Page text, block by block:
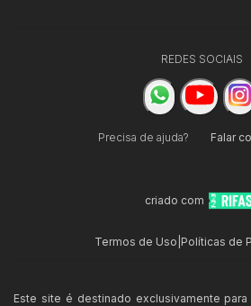
REDES SOCIAIS
Precisa de ajuda? Falar
criado com
Termos de Uso Políticas de
Este site é destinado exclusivamente